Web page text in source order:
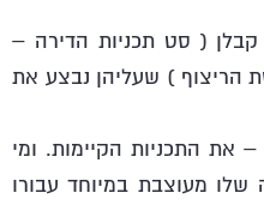
קבלן ( סט תכניות הדירה –
הריצוף ) שעליהן נבצע את
את התכניות הקיימות. ומי
מעוצבת במיוחד עבורו